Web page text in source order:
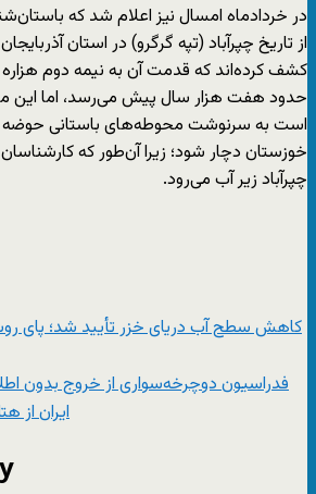
در خردادماه امسال نیز اعلام شد که
از تاریخ چپرآباد (تپه گرگرو) در استان
کشف کرده‌اند که قدمت آن به نیمه دوم هزاره
حدود هفت هزار سال پیش می‌رسد، اما این
است به سرنوشت محوطه‌های باستانی حوضه
خوزستان دچار شود؛ زیرا آن‌طور که
چپرآباد زیر آب می‌رود.
کاهش سطح آب دریای خزر تأیید شد؛ پای
فدراسیون دوچرخه‌سواری از خروج بدون
ایران از